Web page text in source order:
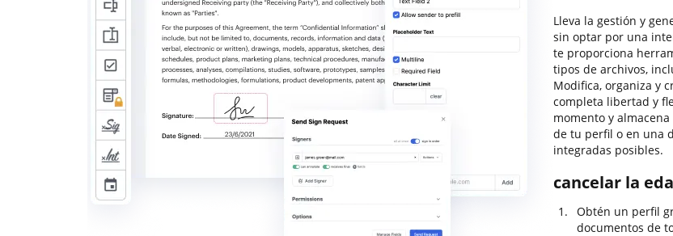
Lleva la gestión y
sin optar por una
te proporciona
tipos de archivos,
Modifica, organiza y
completa libertad y
momento y
de tu perfil o en una
integradas posibles.
cancelar la
Obtén un perfil
documentos de